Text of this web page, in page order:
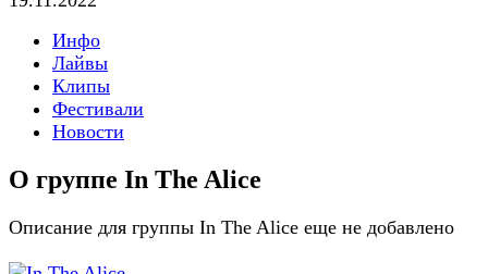
Инфо
Лайвы
Клипы
Фестивали
Новости
О группе In The Alice
Описание для группы In The Alice еще не добавлено